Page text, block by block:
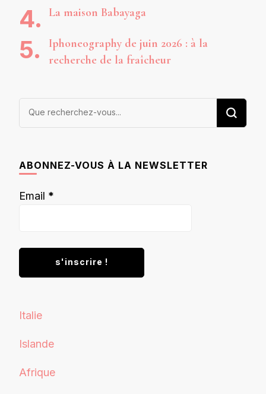
La maison Babayaga
Iphoneography de juin 2026 : à la
recherche de la fraîcheur
Vous
ABONNEZ-VOUS À LA NEWSLETTER
Email *
Italie
Islande
Afrique